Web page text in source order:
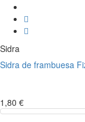
Sidra
Sidra de frambuesa
1,80 €